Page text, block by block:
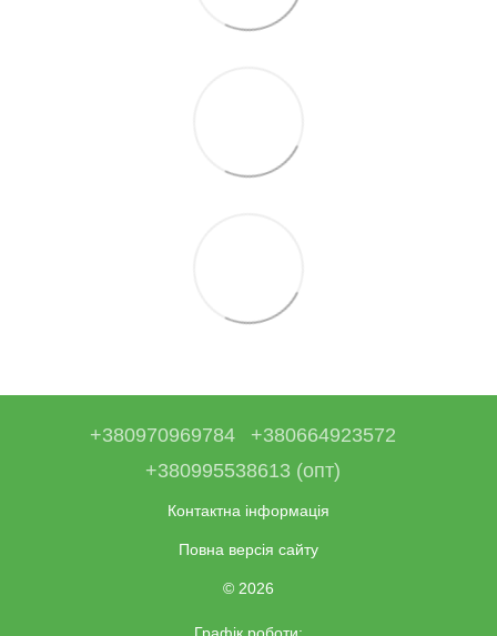
+380970969784
+380664923572
+380995538613 (опт)
Контактна інформація
Повна версія сайту
© 2026